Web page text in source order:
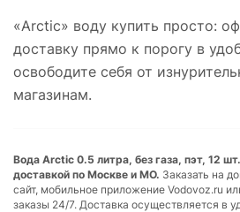
«Arctic» воду купить просто:
доставку прямо к порогу в
освободите себя от
магазинам.
Вода Arctic 0.5 литра, без газа, пэт, 12
доставкой по Москве и МО. Заказать на
сайт, мобильное приложение Vodovoz.ru
заказы 24/7. Доставка осуществляется в